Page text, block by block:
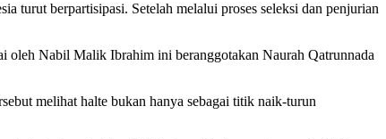
turut berpartisipasi. Setelah melalui proses seleksi dan penjurian
oleh Nabil Malik Ibrahim ini beranggotakan Naurah Qatrunnada
melihat halte bukan hanya sebagai titik naik-turun